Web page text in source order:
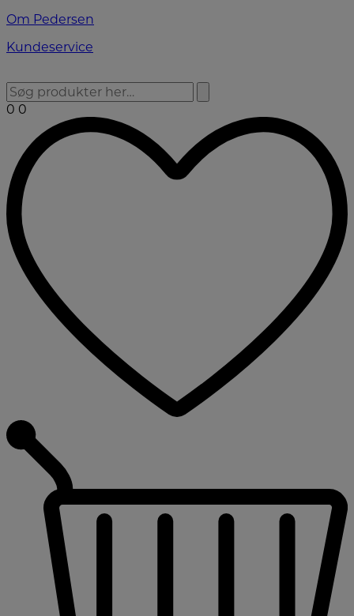
Om Pedersen
Kundeservice
0 0